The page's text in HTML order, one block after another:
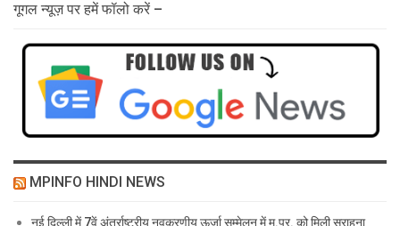
गूगल न्यूज़ पर हमें फॉलो करें –
MPINFO HINDI NEWS
नई दिल्ली में 7वें अंतर्राष्ट्रीय नवकरणीय ऊर्जा सम्मेलन में म.प्र. को मिली सराहना